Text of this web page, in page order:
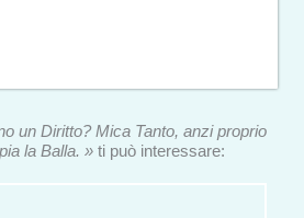
un Diritto? Mica Tanto, anzi proprio
la Balla. » ti può interessare: